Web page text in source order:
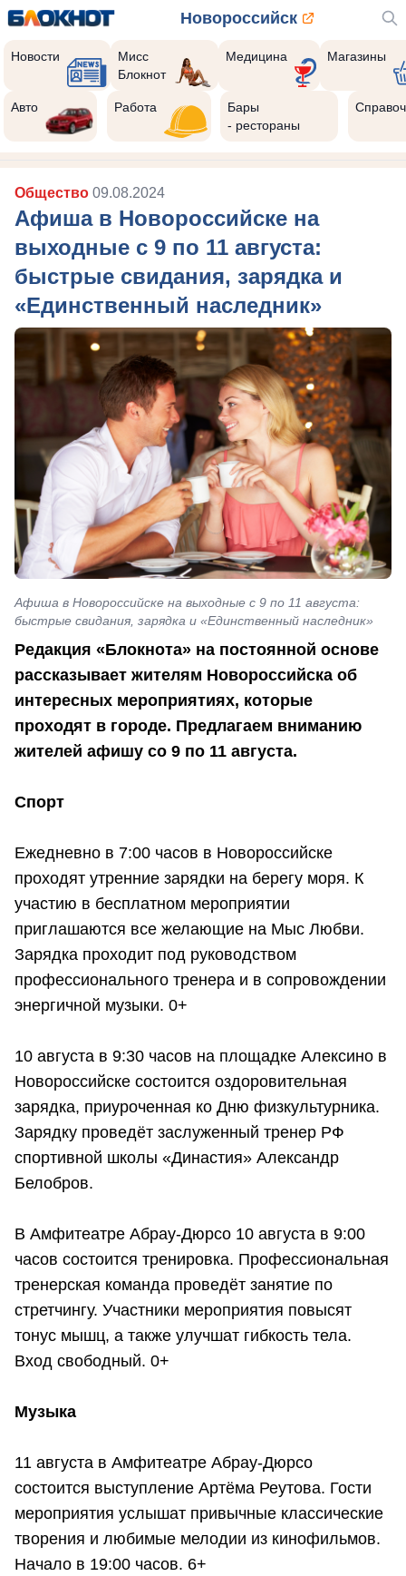
Новороссийск
Новости
Мисс
Блокнот
Медицина Магазины
Авто Работа
Бары
- рестораны
Общество 09.08.2024
Афиша в Новороссийске на
выходные с 9 по 11 августа:
быстрые свидания, зарядка и
«Единственный наследник»
Афиша в Новороссийске на выходные с 9 по 11 августа:
быстрые свидания, зарядка и «Единственный наследник»
Редакция «Блокнота» на постоянной основе
рассказывает жителям Новороссийска об
интересных мероприятиях, которые
проходят в городе. Предлагаем вниманию
жителей афишу со 9 по 11 августа.
Спорт
Ежедневно в 7:00 часов в Новороссийске
проходят утренние зарядки на берегу моря. К
участию в бесплатном мероприятии
приглашаются все желающие на Мыс Любви.
Зарядка проходит под руководством
профессионального тренера и в сопровождении
энергичной музыки. 0+
10 августа в 9:30 часов на площадке Алексино в
Новороссийске состоится оздоровительная
зарядка, приуроченная ко Дню физкультурника.
Зарядку проведёт заслуженный тренер РФ
спортивной школы «Династия» Александр
Белобров.
В Амфитеатре Абрау-Дюрсо 10 августа в 9:00
часов состоится тренировка. Профессиональная
тренерская команда проведёт занятие по
стретчингу. Участники мероприятия повысят
тонус мышц, а также улучшат гибкость тела.
Вход свободный. 0+
Музыка
11 августа в Амфитеатре Абрау-Дюрсо
состоится выступление Артёма Реутова. Гости
мероприятия услышат привычные классические
творения и любимые мелодии из кинофильмов.
Начало в 19:00 часов. 6+